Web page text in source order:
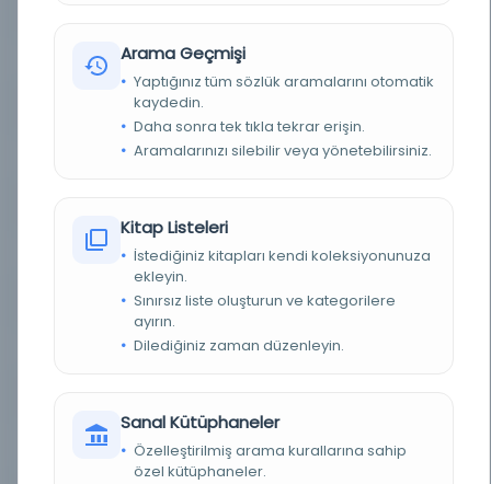
Belge
Farsça
Evet
KÜTÜPHANE Melbourne Üniversitesi Kütüphanesi
DEMIRBAŞ NUMARASI .b2654902
KAYIT NUMARASI 34167aee-f048-57f8-87ec-f1b9f8cfb068
2014-05-21T17:15:24Z
Arama Geçmişi
Yaptığınız tüm sözlük aramalarını otomatik
kaydedin.
Daha sonra tek tıkla tekrar erişin.
Aramalarınızı silebilir veya yönetebilirsiniz.
Kitap Listeleri
İstediğiniz kitapları kendi koleksiyonunuza
ekleyin.
Sınırsız liste oluşturun ve kategorilere
ayırın.
Dilediğiniz zaman düzenleyin.
Sanal Kütüphaneler
Özelleştirilmiş arama kurallarına sahip
özel kütüphaneler.